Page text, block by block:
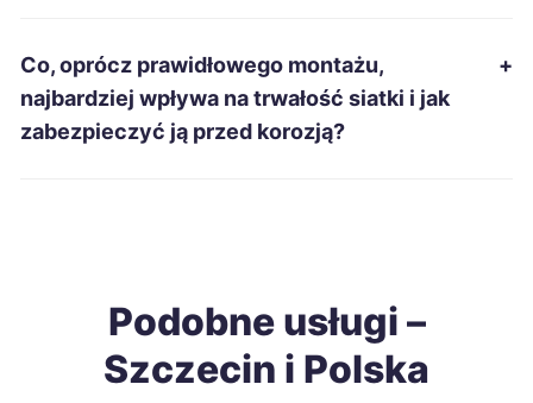
Inowrocław
Jarosław
Stargard TWÓJ REGION
Co, oprócz prawidłowego montażu,
najbardziej wpływa na trwałość siatki i jak
zabezpieczyć ją przed korozją?
+
Podobne usługi –
Szczecin i Polska